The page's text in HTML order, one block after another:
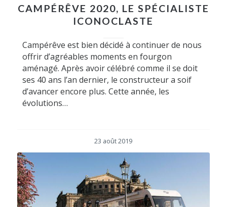
CAMPÉRÊVE 2020, LE SPÉCIALISTE
ICONOCLASTE
Campérêve est bien décidé à continuer de nous
offrir d’agréables moments en fourgon
aménagé. Après avoir célébré comme il se doit
ses 40 ans l’an dernier, le constructeur a soif
d’avancer encore plus. Cette année, les
évolutions…
23 août 2019